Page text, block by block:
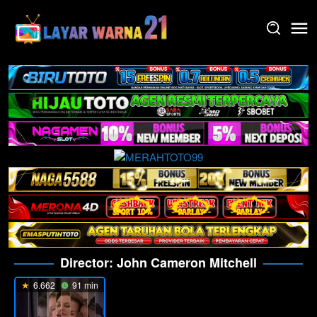
content
Director: John Cameron Mitchell
6.662 91 min